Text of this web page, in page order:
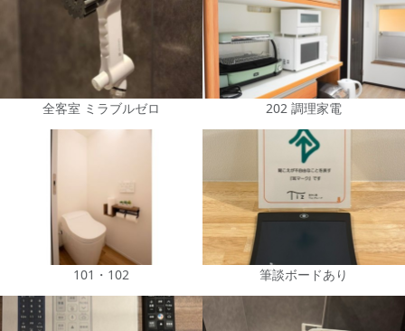
全客室 ミラブルゼロ 202 調理家電
101・102 筆談ボードあり